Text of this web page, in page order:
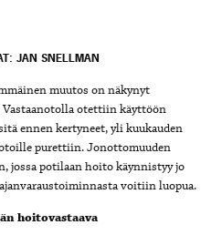
JAN SNELLMAN
muutos on näkynyt
Vastaanotolla otettiin käyttöön
ennen kertyneet, yli kuukauden
purettiin. Jonottomuuden
potilaan hoito käynnistyy jo
voitiin luopua.
hoitovastaava